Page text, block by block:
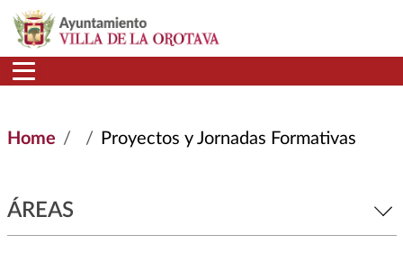
Skip to main content
Home Proyectos y Jornadas Formativas
ÁREAS